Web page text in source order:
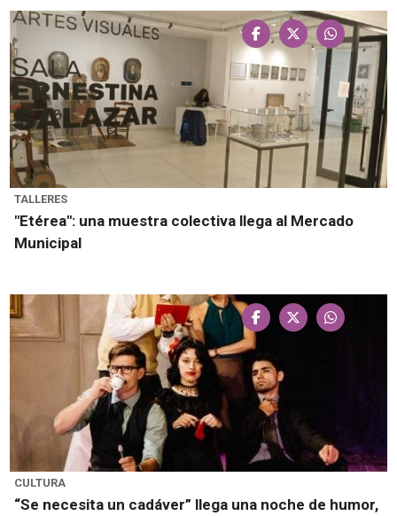
TALLERES
"Etérea": una muestra colectiva llega al Mercado
Municipal
CULTURA
“Se necesita un cadáver” llega una noche de humor,